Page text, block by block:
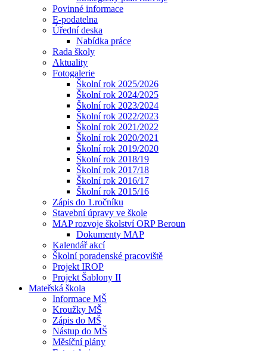
Povinné informace
E-podatelna
Úřední deska
Nabídka práce
Rada školy
Aktuality
Fotogalerie
Školní rok 2025/2026
Školní rok 2024/2025
Školní rok 2023/2024
Školní rok 2022/2023
Školní rok 2021/2022
Školní rok 2020/2021
Školní rok 2019/2020
Školní rok 2018/19
Školní rok 2017/18
Školní rok 2016/17
Školní rok 2015/16
Zápis do 1.ročníku
Stavební úpravy ve škole
MAP rozvoje školství ORP Beroun
Dokumenty MAP
Kalendář akcí
Školní poradenské pracoviště
Projekt IROP
Projekt Šablony II
Mateřská škola
Informace MŠ
Kroužky MŠ
Zápis do MŠ
Nástup do MŠ
Měsíční plány